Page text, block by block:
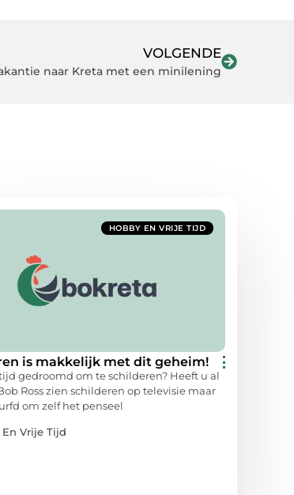
VOLGENDE
naar Kreta met een minilening
HOBBY EN VRIJE TIJD
is makkelijk met dit geheim!
gedroomd om te schilderen? Heeft u al
Ross zien schilderen op televisie maar
om zelf het penseel
Vrije Tijd